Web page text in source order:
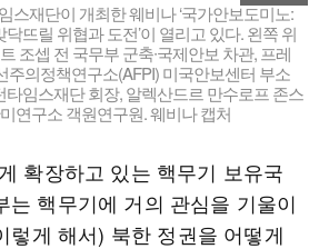
스재단이 개최한 웨비나 ‘국가안보도미노:
뜨릴 위협과 도전’이 열리고 있다. 왼쪽 위
조셉 전 국무부 군축∙국제안보 차관, 프레
주의정책연구소(AFPI) 미국안보센터 부소
타임스재단 회장, 알렉산드르 만수로프 존스
연구소 객원연구원. 웨비나 캡처
확장하고 있는 핵무기 보유국
는 핵무기에 거의 관심을 기울이
렇게 해서) 북한 정권을 어떻게